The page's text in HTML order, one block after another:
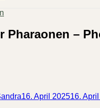
Pharaonen –
16. April 202516.